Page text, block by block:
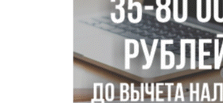
Новосибирский метрополитен начал
«Площади Ленина»